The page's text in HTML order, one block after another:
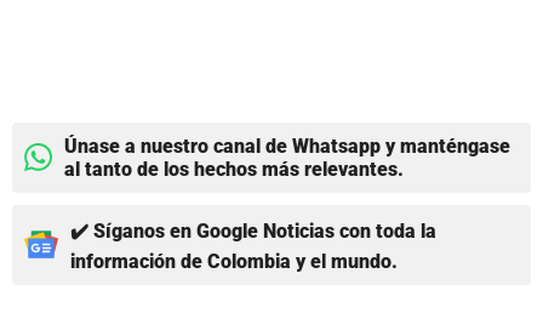
Únase a nuestro canal de Whatsapp y manténgase
al tanto de los hechos más relevantes.
✔️ Síganos en Google Noticias con toda la
información de Colombia y el mundo.